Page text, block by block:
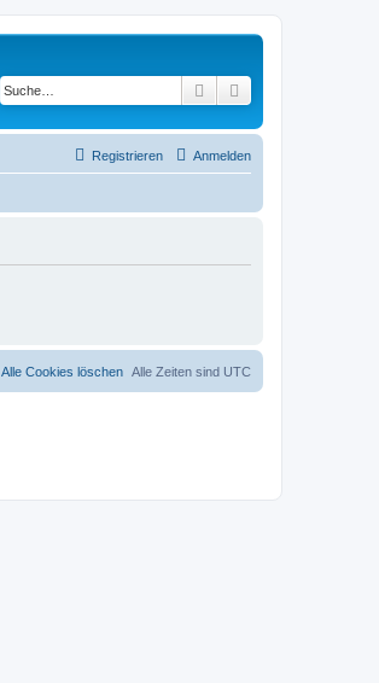
Suche
Anmelden
Registrieren
Alle Zeiten sind UTC
Alle Cookies löschen